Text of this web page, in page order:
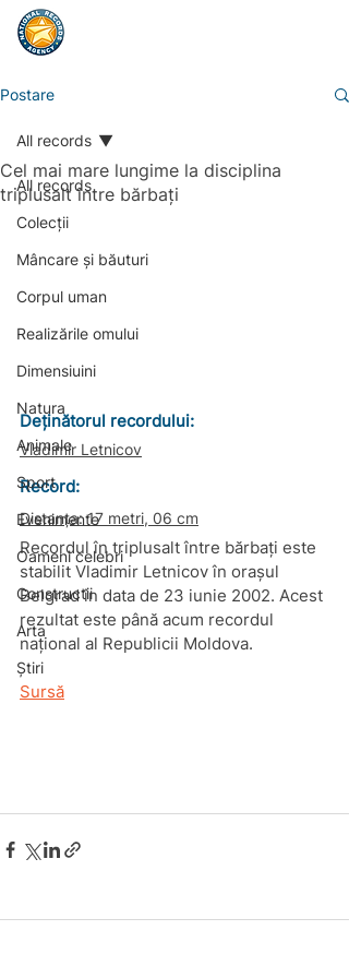
Postare
All records
Colecții
Mâncare și băuturi
Corpul uman
Realizările omului
Dimensiuini
Natura
Animale
Sport
Evenimente
Oameni celebri
Constructii
Arta
Știri
All records
Cel mai mare lungime la disciplina
triplusalt între bărbați
Deținătorul recordului:
Vladimir Letnicov
Record:
Distanța: 17 metri, 06 cm
Recordul în triplusalt între bărbați este
stabilit Vladimir Letnicov în orașul
Belgrad în data de 23 iunie 2002. Acest
rezultat este până acum recordul
național al Republicii Moldova.
Sursă